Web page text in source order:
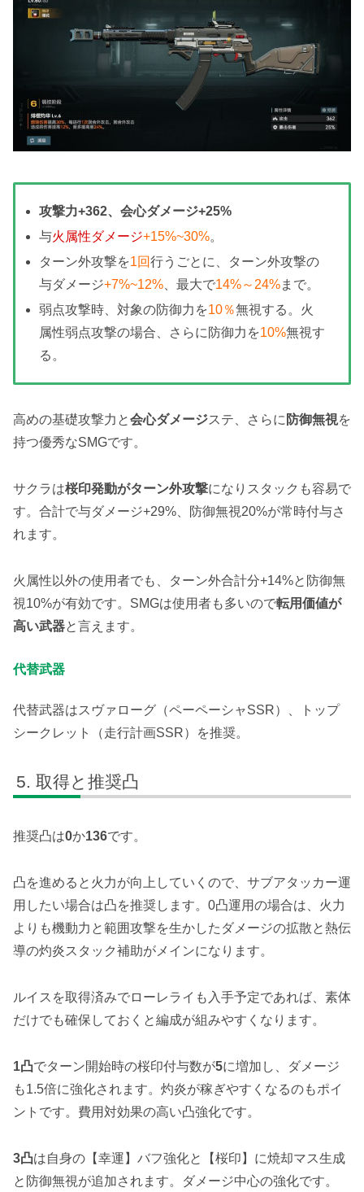
攻撃力+362、会心ダメージ+25%
与火属性ダメージ+15%~30%。
ターン外攻撃を1回行うごとに、ターン外攻撃の
与ダメージ+7%~12% 、最大で14%～24%まで。
弱点攻撃時、対象の防御力を10％無視する。火
属性弱点攻撃の場合、さらに防御力を10%無視す
る。
高めの基礎攻撃力と会心ダメージステ、さらに 防御無視を
持つ優秀なSMGです。
サクラは桜印発動がターン外攻撃になりスタックも容易で
す。合計で与ダメージ+29%、防御無視20%が常時付与さ
れます。
火属性以外の使用者でも、ターン外合計分+14%と防御無
視10%が有効です。SMGは使用者も多いので転用価値が
高い武器と言えます。
代替武器
代替武器はスヴァローグ（ペーペーシャSSR）、トップ
シークレット（走行計画SSR）を推奨。
取得と推奨凸
推奨凸は0か136です。
凸を進めると火力が向上していくので、サブアタッカー運
用したい場合は凸を推奨します。0凸運用の場合は、火力
よりも機動力と範囲攻撃を生かしたダメージの拡散と熱伝
導の灼炎スタック補助がメインになります。
ルイスを取得済みでローレライも入手予定であれば、素体
だけでも確保しておくと編成が組みやすくなります。
1凸でターン開始時の桜印付与数が5に増加し、ダメージ
も1.5倍に強化されます。灼炎が稼ぎやすくなるのもポイ
ントです。費用対効果の高い凸強化です。
3凸は自身の【幸運】バフ強化と【桜印】に焼却マス生成
と防御無視が追加されます。ダメージ中心の強化です。